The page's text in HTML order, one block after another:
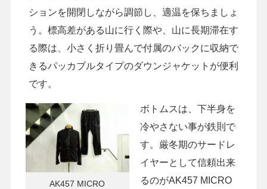
ションを開閉しながら調節し、適温を保ちましょ
う。標高差がある山に行く際や、山に長期滞在す
る際は、小さく折り畳んで付属のバックに収納で
きるパッカブルタイプのダウンジャケットが便利
です。
AK457 MICRO
ボトムスは、下半身を
冷やさない事が鉄則で
す。厳冬期のサードレ
イヤーとして信頼出来
るのがAK457 MICRO